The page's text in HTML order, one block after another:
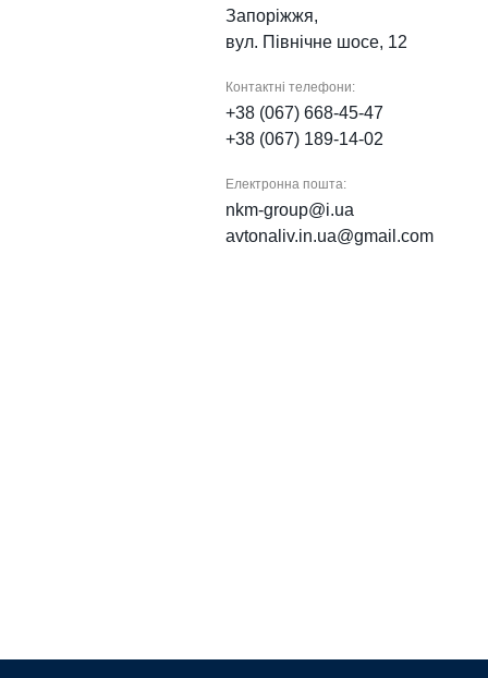
Запоріжжя,
вул. Північне шосе, 12
Контактні телефони:
+38 (067) 668-45-47
+38 (067) 189-14-02
Електронна пошта:
nkm-group@i.ua
avtonaliv.in.ua@gmail.com